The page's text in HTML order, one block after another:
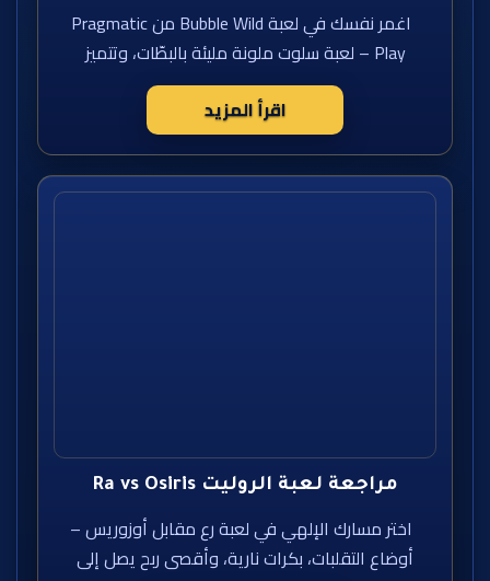
اغمر نفسك في لعبة Bubble Wild من Pragmatic
Play – لعبة سلوت ملونة مليئة بالبطّات، وتتميز
اقرأ المزيد
مراجعة لعبة الروليت Ra vs Osiris
اختر مسارك الإلهي في لعبة رع مقابل أوزوريس –
أوضاع التقلبات، بكرات نارية، وأقصى ربح يصل إلى